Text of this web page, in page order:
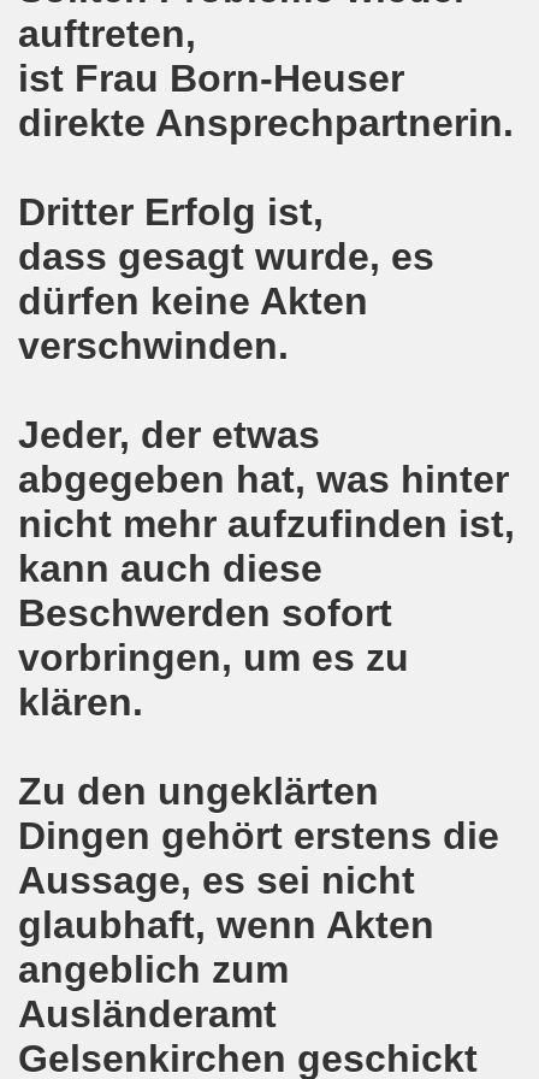
auftreten,
ist Frau Born-Heuser
direkte Ansprechpartnerin.
Dritter Erfolg ist,
dass gesagt wurde, es
dürfen keine Akten
verschwinden.
Jeder, der etwas
abgegeben hat, was hinter
nicht mehr aufzufinden ist,
kann auch diese
Beschwerden sofort
vorbringen, um es zu
klären.
Zu den ungeklärten
Dingen gehört erstens die
Aussage, es sei nicht
glaubhaft, wenn Akten
angeblich zum
Ausländeramt
Gelsenkirchen geschickt
Bewegung demonstriert und protestiert weiterhin
Bewegung in Gelsenkirchen: unübersehbares
Sofortiger Stopp der Bombardierungen von Aleppo!
Herbstdemonstration in Berlin
Teilnehmer, 15 Städte, Menschen aus mindestens 9
Bewegung am 19.09.2016 in Gelsenkirchen aktiv gegen
und Flüchtlinge rufen auf zur großen
Bewegung am Montag, den 12.09.2016 bereitet die
Montagsdemo-Bewegung
Bewegung gedenkt Friedel Metzlaff
alternativlos
594. Gelsenkirchener Montagsdemo-Bewegung
Bewegung steht im Zeichen der Vorbereitung des
verheerende Wohnsitzauflage
Zukunftsprojekt Gelsenkirchener Montagsdemo-
erneut im Zeichen von
im Zeichen von länderübergreifendem
Bewegung mit breitem Spektrum der Themen